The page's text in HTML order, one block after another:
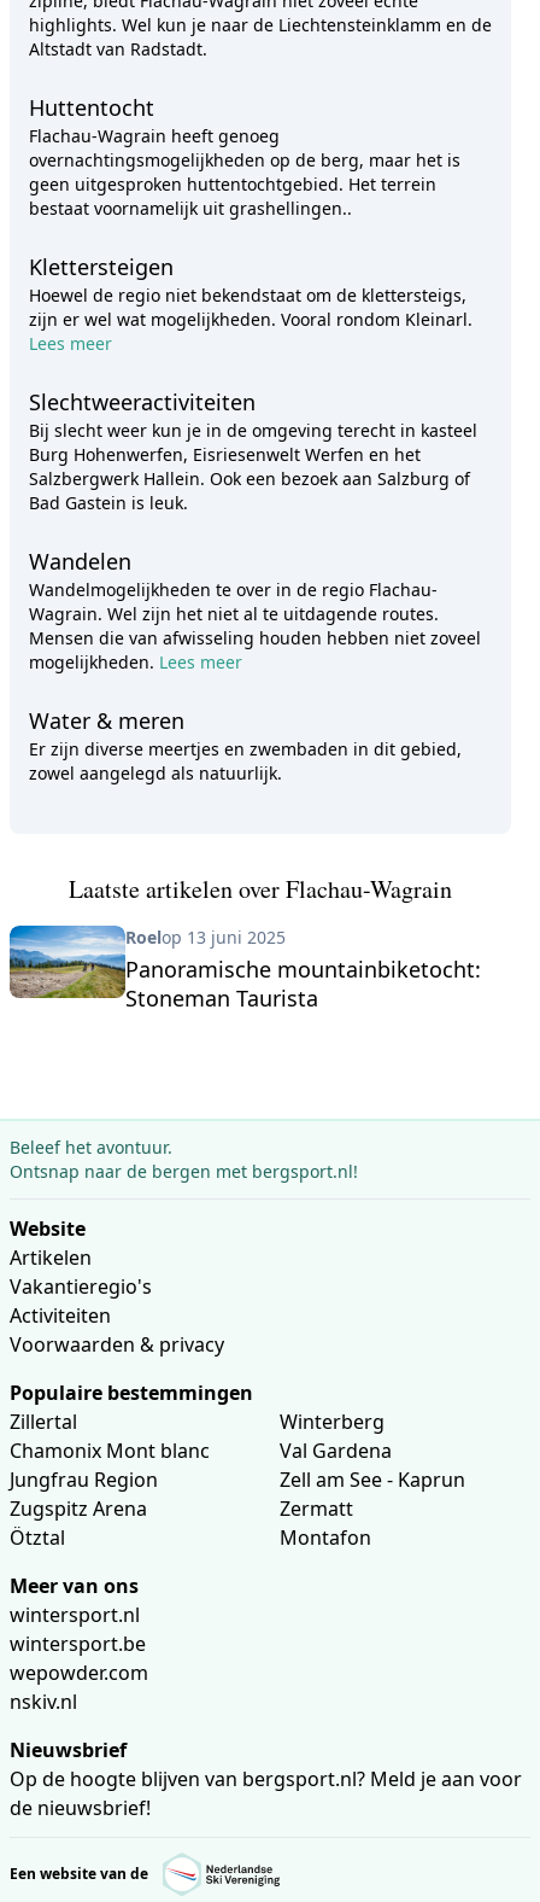
highlights. Wel kun je naar de Liechtensteinklamm en de
Altstadt van Radstadt.
Huttentocht
Flachau-Wagrain heeft genoeg
overnachtingsmogelijkheden op de berg, maar het is
geen uitgesproken huttentochtgebied. Het terrein
bestaat voornamelijk uit grashellingen..
Klettersteigen
Hoewel de regio niet bekendstaat om de klettersteigs,
zijn er wel wat mogelijkheden. Vooral rondom Kleinarl.
Lees meer
Slechtweeractiviteiten
Bij slecht weer kun je in de omgeving terecht in kasteel
Burg Hohenwerfen, Eisriesenwelt Werfen en het
Salzbergwerk Hallein. Ook een bezoek aan Salzburg of
Bad Gastein is leuk.
Wandelen
Wandelmogelijkheden te over in de regio Flachau-
Wagrain. Wel zijn het niet al te uitdagende routes.
Mensen die van afwisseling houden hebben niet zoveel
mogelijkheden. Lees meer
Water & meren
Er zijn diverse meertjes en zwembaden in dit gebied,
zowel aangelegd als natuurlijk.
Laatste artikelen over Flachau-Wagrain
Roelop 13 juni 2025
Panoramische mountainbiketocht:
Stoneman Taurista
Beleef het avontuur.
Ontsnap naar de bergen met bergsport.nl!
Website
Artikelen
Vakantieregio's
Activiteiten
Voorwaarden & privacy
Populaire bestemmingen
Zillertal
Chamonix Mont blanc
Jungfrau Region
Zugspitz Arena
Ötztal
Winterberg
Val Gardena
Zell am See - Kaprun
Zermatt
Montafon
Meer van ons
wintersport.nl
wintersport.be
wepowder.com
nskiv.nl
Nieuwsbrief
Op de hoogte blijven van bergsport.nl? Meld je aan voor
de nieuwsbrief!
Een website van de